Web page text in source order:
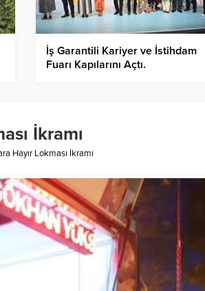
İş Garantili Kariyer ve İstihdam
Fuarı Kapılarını Açtı.
İkramı
Hayır Lokması İkramı